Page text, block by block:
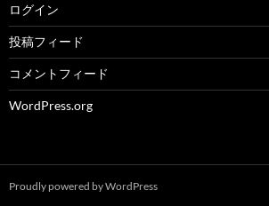
ログイン
投稿フィード
コメントフィード
WordPress.org
Proudly powered by WordPress